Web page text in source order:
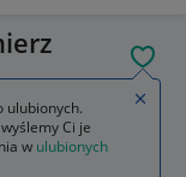
km
ulubionych.
Ci je
w ulubionych